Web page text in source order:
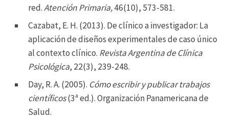
red.Atención Primaria,46(10), 573-581.
Cazabat, E. H. (2013). De clínico a investigador: La
aplicación de diseños experimentales de caso único
al contexto clínico. Revista Argentina de Clínica
Psicológica, 22(3), 239-248.
Day, R. A. (2005). Cómo escribir y publicar trabajos
científicos(3ª ed.). Organización Panamericana de
Salud.